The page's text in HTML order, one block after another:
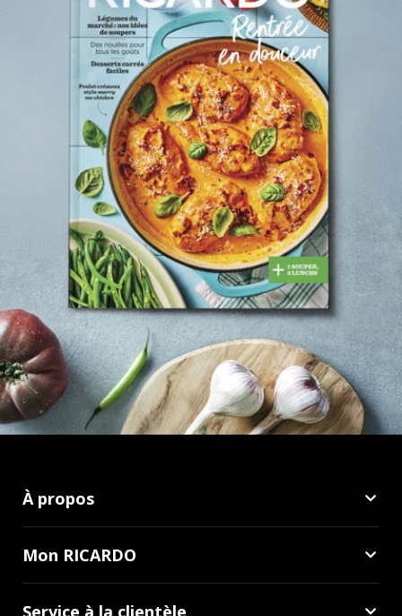
À propos
Mon RICARDO
Service à la clientèle